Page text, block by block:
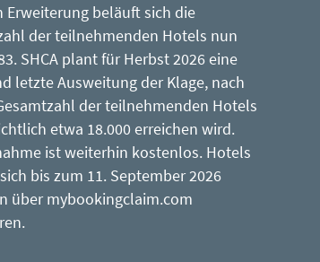
Erweiterung beläuft sich die
der teilnehmenden Hotels nun
SHCA plant für Herbst 2026 eine
letzte Ausweitung der Klage, nach
der teilnehmenden Hotels
etwa 18.000 erreichen wird.
ist weiterhin kostenlos. Hotels
bis zum 11. September 2026
über mybookingclaim.com